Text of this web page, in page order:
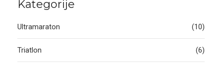
Kategorije
Ultramaraton (10)
Triatlon (6)